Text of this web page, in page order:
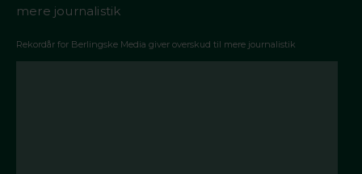
mere journalistik
Rekordår for Berlingske Media giver overskud til mere journalistik